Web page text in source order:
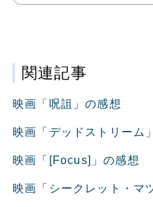
関連記事
映画「呪詛」の感想
映画「デッドストリーム
映画「[Focus]」の感想
映画「シークレット・